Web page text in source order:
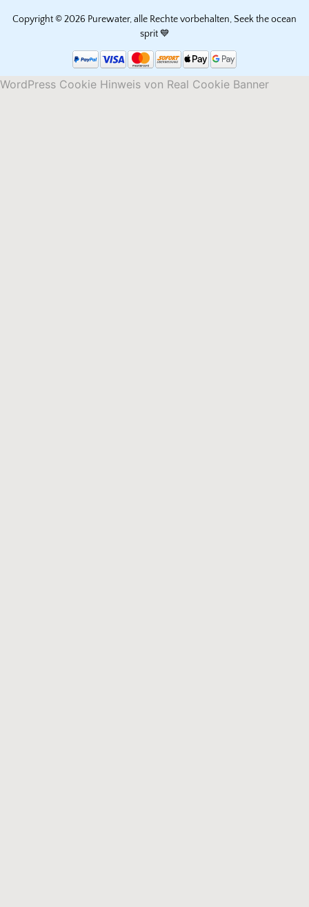
Copyright © 2026 Purewater, alle Rechte vorbehalten, Seek the ocean
sprit 💙
WordPress Cookie Hinweis von Real Cookie Banner